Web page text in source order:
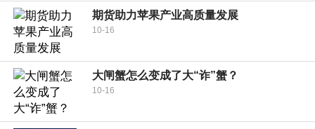
期货助力苹果产业高质量发展
10-16
大闸蟹怎么变成了大“诈”蟹？
10-16